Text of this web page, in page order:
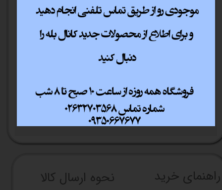
جریان هوا
76.67 فوت مکعب در دقیقه
ولتاژ فن 12 ولت
37 دسی‌بل
نورپردازی ARGB
12 ماهه گسترش تجارت تابا
راهنما​​​​​​​​​​​​​​ی خرید نحوه ارسال کالا